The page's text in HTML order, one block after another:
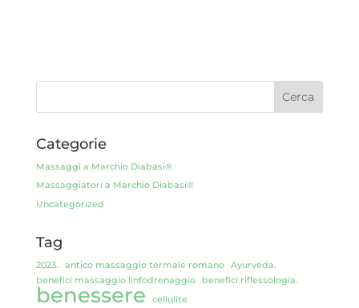
Categorie
Massaggi a Marchio Diabasi®
Massaggiatori a Marchio Diabasi®
Uncategorized
Tag
2023. antico massaggio termale romano
Ayurveda.
benefici massaggio linfodrenaggio
benefici riflessologia.
benessere
cellulite